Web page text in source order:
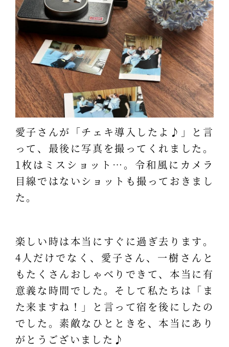
愛子さんが「チェキ導入したよ♪」と言
って、最後に写真を撮ってくれました。
1枚はミスショット…。令和風にカメラ
目線ではないショットも撮っておきまし
た。
楽しい時は本当にすぐに過ぎ去ります。
4人だけでなく、愛子さん、一樹さんと
もたくさんおしゃべりできて、本当に有
意義な時間でした。そして私たちは「ま
た来ますね！」と言って宿を後にしたの
でした。素敵なひとときを、本当にあり
がとうございました♪